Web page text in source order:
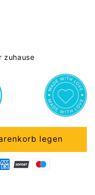
zuhause
legen